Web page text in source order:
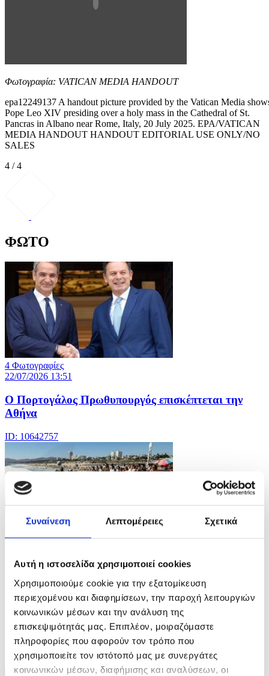
Συναίνεση Λεπτομέρειες Σχετικά
Αυτή η ιστοσελίδα χρησιμοποιεί cookies
Χρησιμοποιούμε cookie για την εξατομίκευση
περιεχομένου και διαφημίσεων, την παροχή λειτουργιών
κοινωνικών μέσων και την ανάλυση της
επισκεψιμότητάς μας. Επιπλέον, μοιραζόμαστε
πληροφορίες που αφορούν τον τρόπο που
χρησιμοποιείτε τον ιστότοπό μας με συνεργάτες
κοινωνικών μέσων, διαφήμισης και αναλύσεων, οι
Φωτογραφία: VATICAN MEDIA HANDOUT
epa12249137 A handout picture provided by the Vatican Media
Pope Leo XIV presiding over a holy mass in the Cathedral of St.
Pancras in Albano near Rome, Italy, 20 July 2025. EPA/VATICAN
MEDIA HANDOUT HANDOUT EDITORIAL USE ONLY/NO
SALES
4 / 4
ΦΩΤΟ
4 Φωτογραφίες
22/07/2026 13:51
Ο Πορτογάλος Πρωθυπουργός επισκέπτεται την
Αθήνα
ID: 10642757
Καύσωνας στο Λος Άντζελες
ID: 10642740